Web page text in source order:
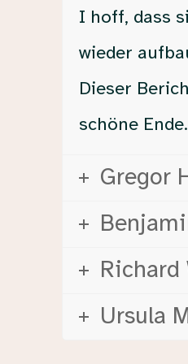
I hoff, dass
wieder
Dieser
schöne Ende.
Gregor
Richard
Ursula